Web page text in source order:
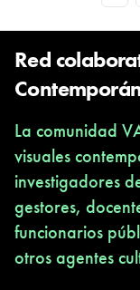
Red
La comunidad
visuales
investigadores
gestores,
funcionarios
otros agentes